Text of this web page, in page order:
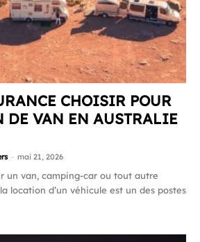
CHOISIR POUR
DE VAN EN AUSTRALIE
- mai 21, 2026
un van, camping-car ou tout autre
location d’un véhicule est un des postes